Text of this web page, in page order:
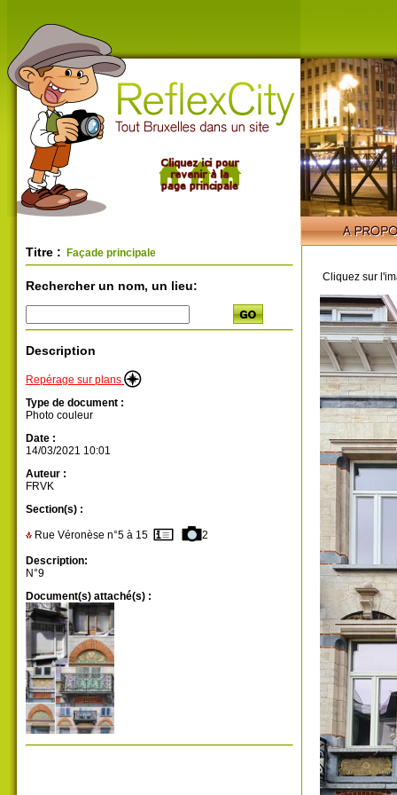
Titre : Façade principale
Rechercher un nom, un lieu:
Description
Repérage sur plans
Type de document :
Photo couleur
Date :
14/03/2021 10:01
Auteur :
FRVK
Section(s) :
Rue Véronèse n°5 à 15 2
Description:
N°9
Document(s) attaché(s) :
Cliquez sur